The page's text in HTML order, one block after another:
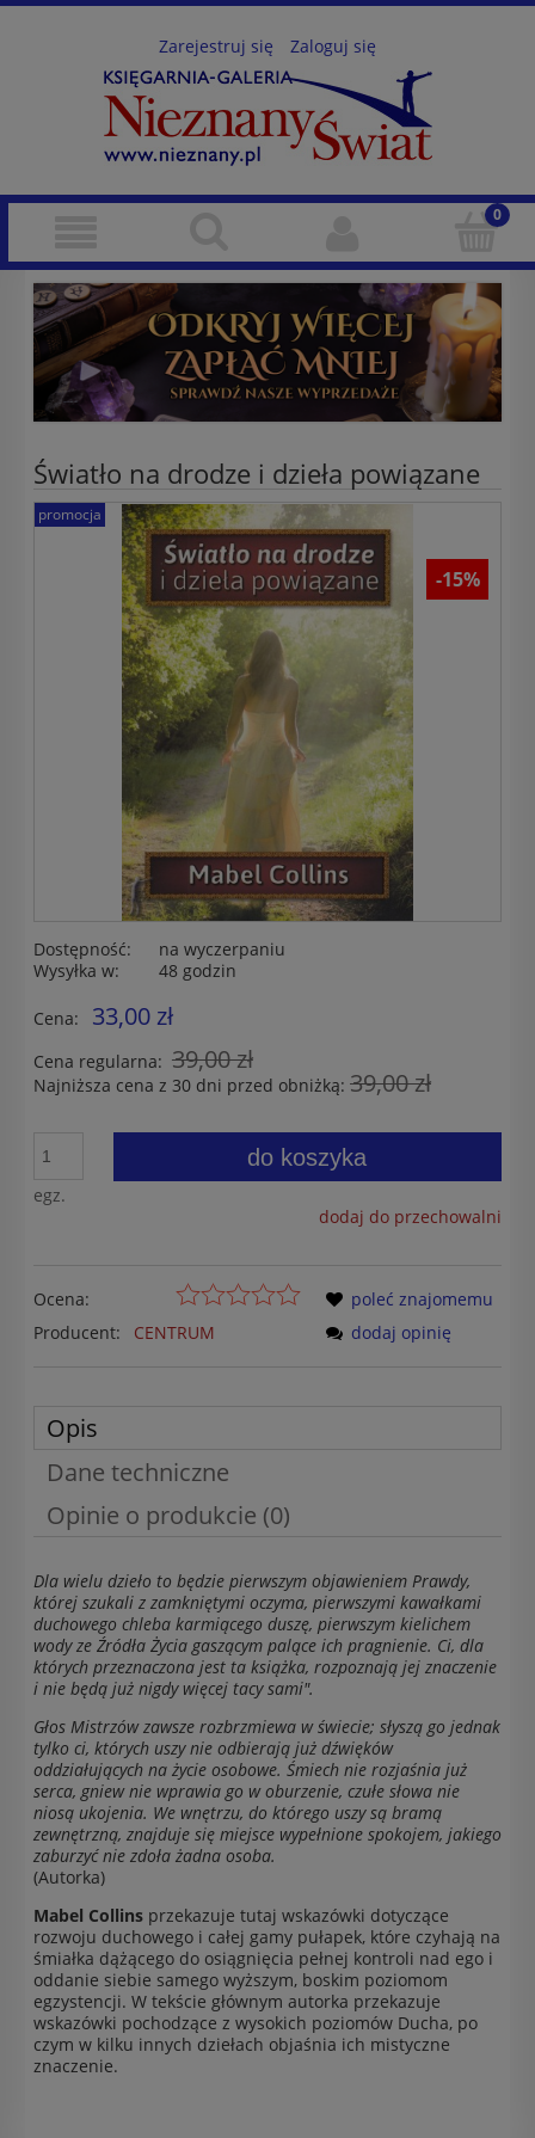
Zarejestruj się Zaloguj się
Światło na drodze i dzieła powiązane
promocja
-15%
Dostępność:
na wyczerpaniu
Wysyłka w:
48 godzin
Cena: 33,00 zł
Cena regularna: 39,00 zł
Najniższa cena z 30 dni przed obniżką: 39,00 zł
egz.
do koszyka
dodaj do przechowalni
Ocena:
Producent:
CENTRUM
poleć znajomemu
dodaj opinię
Opis
Dane techniczne
Opinie o produkcie (0)
Dla wielu dzieło to będzie pierwszym objawieniem Prawdy,
której szukali z zamkniętymi oczyma, pierwszymi kawałkami
duchowego chleba karmiącego duszę, pierwszym kielichem
wody ze Źródła Życia gaszącym palące ich pragnienie. Ci, dla
których przeznaczona jest ta książka, rozpoznają jej znaczenie
i nie będą już nigdy więcej tacy sami".
Głos Mistrzów zawsze rozbrzmiewa w świecie; słyszą go jednak
tylko ci, których uszy nie odbierają już dźwięków
oddziałujących na życie osobowe. Śmiech nie rozjaśnia już
serca, gniew nie wprawia go w oburzenie, czułe słowa nie
niosą ukojenia. We wnętrzu, do którego uszy są bramą
zewnętrzną, znajduje się miejsce wypełnione spokojem, jakiego
zaburzyć nie zdoła żadna osoba.
(Autorka)
Mabel Collins przekazuje tutaj wskazówki dotyczące
rozwoju duchowego i całej gamy pułapek, które czyhają na
śmiałka dążącego do osiągnięcia pełnej kontroli nad ego i
oddanie siebie samego wyższym, boskim poziomom
egzystencji. W tekście głównym autorka przekazuje
wskazówki pochodzące z wysokich poziomów Ducha, po
czym w kilku innych dziełach objaśnia ich mistyczne
znaczenie.